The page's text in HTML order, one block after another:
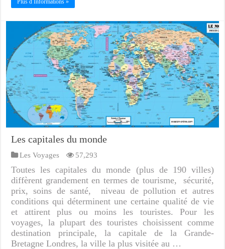
Les capitales du monde
Les Voyages 57,293
Toutes les capitales du monde (plus de 190 villes)
diffèrent grandement en termes de tourisme, sécurité,
prix, soins de santé, niveau de pollution et autres
conditions qui déterminent une certaine qualité de vie
et attirent plus ou moins les touristes. Pour les
voyages, la plupart des touristes choisissent comme
destination principale, la capitale de la Grande-
Bretagne Londres, la ville la plus visitée au …